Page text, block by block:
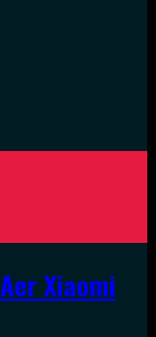
Xiaomi